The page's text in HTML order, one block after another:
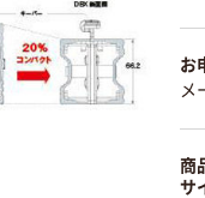
お
メ
商
サ